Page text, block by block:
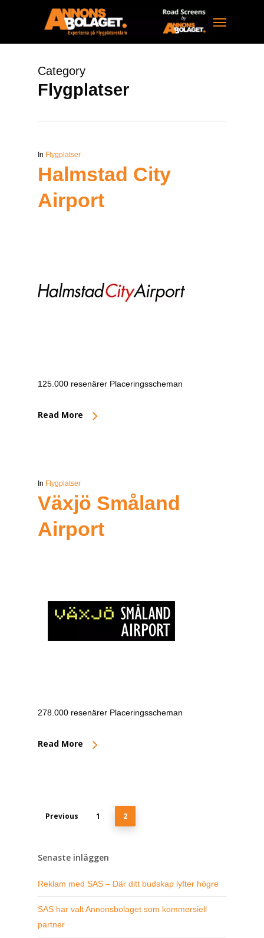
Menu
Category
Flygplatser
In Flygplatser
Halmstad City
Airport
125.000 resenärer Placeringsscheman
Read More
In Flygplatser
Växjö Småland
Airport
278.000 resenärer Placeringsscheman
Read More
Previous 1 2
Senaste inläggen
Reklam med SAS – Där ditt budskap lyfter högre
SAS har valt Annonsbolaget som kommersiell
partner